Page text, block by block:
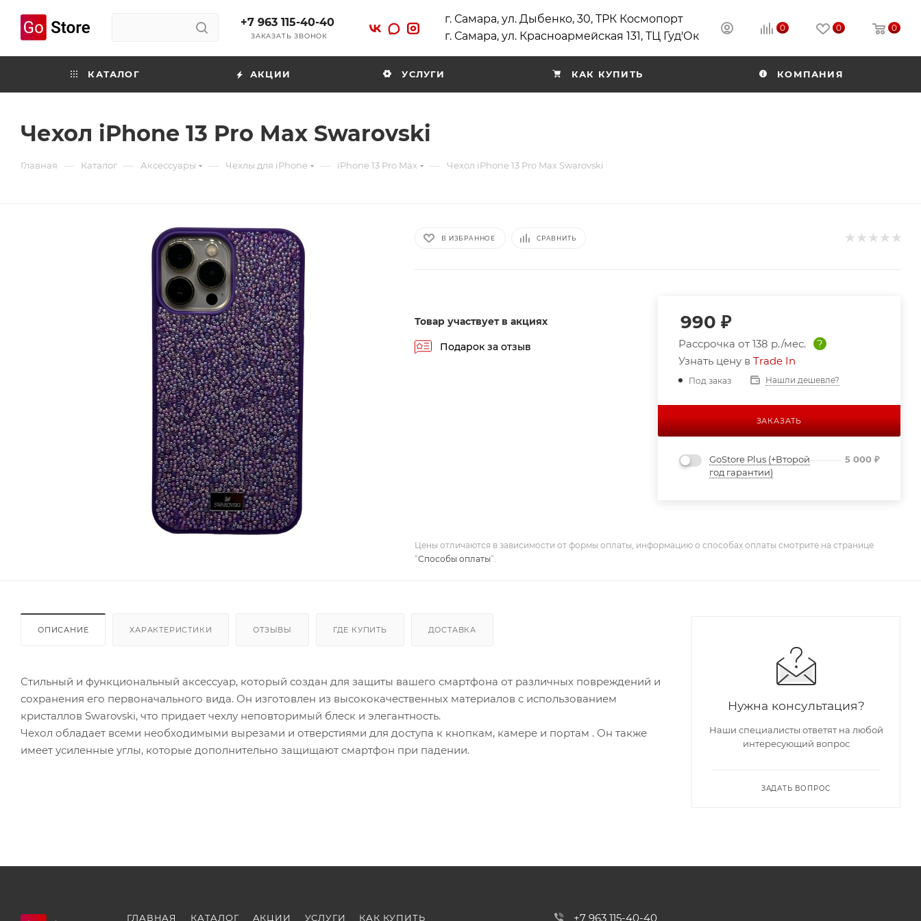
+7 963 115-40-40
ЗАКАЗАТЬ ЗВОНОК
г. Самара, ул. Дыбенко, 30, ТРК Космопорт
г. Самара, ул. Красноармейская 131, ТЦ Гуд'Ок
0 0 0
КАТАЛОГ АКЦИИ УСЛУГИ КАК КУПИТЬ КОМПАНИЯ
Чехол iPhone 13 Pro Max Swarovski
Главная — Каталог — Аксессуары — Чехлы для iPhone — iPhone 13 Pro Max — Чехол iPhone 13 Pro Max Swarovski
В ИЗБРАННОЕ СРАВНИТЬ
Товар участвует в акциях
Подарок за отзыв
990 ₽
Рассрочка от 138 р./мес.
?
Узнать цену в Trade In
Под заказ Нашли дешевле?
ЗАКАЗАТЬ
GoStore Plus (+Второй
год гарантии)
5 000₽
Цены отличаются в зависимости от формы оплаты, информацию о способах оплаты смотрите на странице
“Способы оплаты”.
ОПИСАНИЕ ХАРАКТЕРИСТИКИ ОТЗЫВЫ ГДЕ КУПИТЬ ДОСТАВКА
Стильный и функциональный аксессуар, который создан для защиты вашего смартфона от различных повреждений и
сохранения его первоначального вида. Он изготовлен из высококачественных материалов с использованием
кристаллов Swarovski, что придает чехлу неповторимый блеск и элегантность.
Чехол обладает всеми необходимыми вырезами и отверстиями для доступа к кнопкам, камере и портам . Он также
имеет усиленные углы, которые дополнительно защищают смартфон при падении.
Нужна консультация?
Наши специалисты ответят на любой
интересующий вопрос
ЗАДАТЬ ВОПРОС
ГЛАВНАЯ КАТАЛОГ АКЦИИ УСЛУГИ КАК КУПИТЬ +7 963 115-40-40